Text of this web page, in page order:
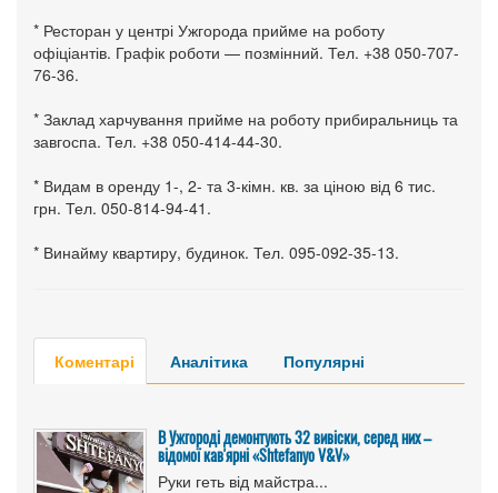
* Ресторан у центрі Ужгорода прийме на роботу
офіціантів. Графік роботи — позмінний. Тел. +38 050-707-
76-36.
* Заклад харчування прийме на роботу прибиральниць та
завгоспа. Тел. +38 050-414-44-30.
* Видам в оренду 1-, 2- та 3-кімн. кв. за ціною від 6 тис.
грн. Тел. 050-814-94-41.
* Винайму квартиру, будинок. Тел. 095-092-35-13.
Коментарі Аналітика Популярні
В Ужгороді демонтують 32 вивіски, серед них –
відомої кав'ярні «Shtefanyo V&V»
Руки геть від майстра...